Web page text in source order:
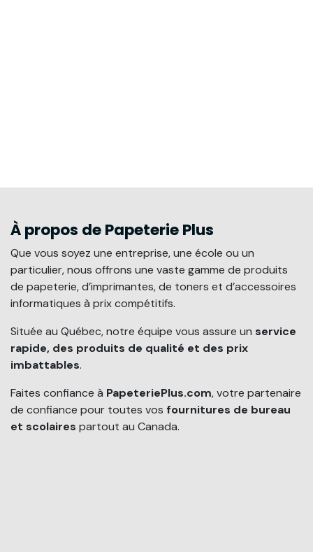
À propos de Papeterie Plus
Que vous soyez une entreprise, une école ou un
particulier, nous offrons une vaste gamme de produits
de papeterie, d’imprimantes, de toners et d’accessoires
informatiques à prix compétitifs.
Située au Québec, notre équipe vous assure un service
rapide, des produits de qualité et des prix
imbattables.
Faites confiance à PapeteriePlus.com, votre partenaire
de confiance pour toutes vos fournitures de bureau
et scolaires partout au Canada.